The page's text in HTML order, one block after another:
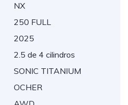
NX
250 FULL
2025
2.5 de 4 cilindros
SONIC TITANIUM
OCHER